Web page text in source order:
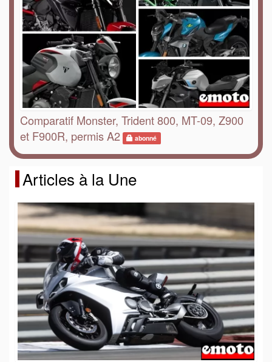
Comparatif Monster, Trident 800, MT-09, Z900
et F900R, permis A2
abonné
Articles à la Une